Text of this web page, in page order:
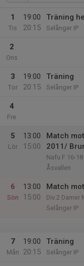
1
Tis
19:00
20:15
Träning
Selånger IP
2
Ons
3
Tor
19:00
20:15
Träning
Selånger IP
4
Fre
5
Lör
13:00
15:00
Match
2011/
Nafu F 16-
Åsvallen
6
Sön
13:00
15:00
Match
Div.2 Damer
Selånger IP
7
Mån
19:00
20:15
Träning
Selånger IP